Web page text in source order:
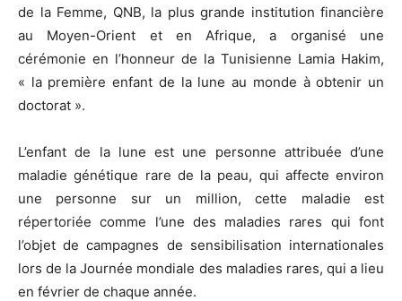
de la Femme, QNB, la plus grande institution financière
au Moyen-Orient et en Afrique, a organisé une
cérémonie en l’honneur de la Tunisienne Lamia Hakim,
« la première enfant de la lune au monde à obtenir un
doctorat ».
L’enfant de la lune est une personne attribuée d’une
maladie génétique rare de la peau, qui affecte environ
une personne sur un million, cette maladie est
répertoriée comme l’une des maladies rares qui font
l’objet de campagnes de sensibilisation internationales
lors de la Journée mondiale des maladies rares, qui a lieu
en février de chaque année.